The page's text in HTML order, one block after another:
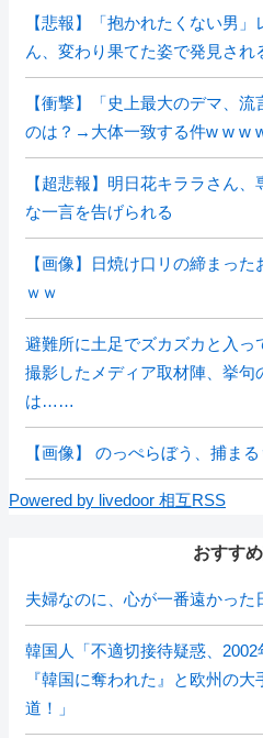
【悲報】「抱かれたくない男
ん、変わり果てた姿で発見され
【衝撃】「史上最大のデマ、
のは？→大体一致する件w w w
【超悲報】明日花キララさん
な一言を告げられる
【画像】日焼け口リの締まっ
ｗｗ
避難所に土足でズカズカと入っ
撮影したメディア取材陣、挙句
は……
【画像】 のっぺらぼう、捕ま
Powered by livedoor 相互RSS
おすす
夫婦なのに、心が一番遠かった
韓国人「不適切接待疑惑、
『韓国に奪われた』と欧州の
道！」